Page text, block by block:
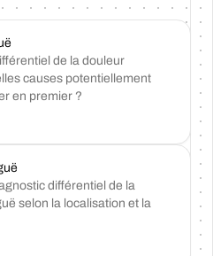
de la douleur
causes potentiellement
en premier ?
différentiel de la
selon la localisation et la